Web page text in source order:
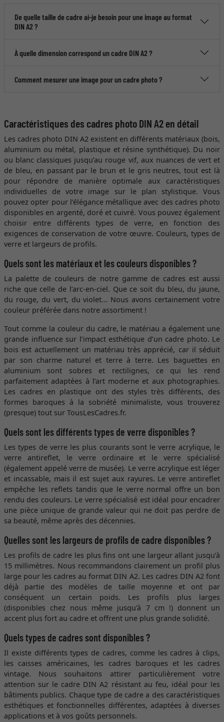
De quelle taille de cadre ai-je besoin pour une image au format
DIN A2 ?
À quelle dimension correspond un cadre DIN A2 ?
Comment mesurer une image pour un cadre photo ?
Caractéristiques des cadres photo DIN A2 en détail
Les cadres photo DIN A2 existent en différents matériaux (bois,
aluminium ou métal, plastique et résine synthétique). Du noir
ou blanc classiques jusqu’au rouge vif, aux nuances de vert et
de bleu, en passant par le brun et le gris neutres, tout est là
pour répondre de manière optimale aux caractéristiques
individuelles de votre image sur le plan stylistique. Vous
pouvez opter pour l’élégance métallique avec des cadres photo
disponibles en argenté, doré et cuivré. Vous pouvez également
choisir entre différents types de verre, en fonction des
exigences de conservation de votre œuvre. Couleurs, types de
verre et largeurs de profils.
Quels sont les matériaux et les couleurs disponibles ?
La palette de couleurs de notre gamme de cadres est aussi
riche que celle de l’arc-en-ciel. Que ce soit du bleu, du jaune,
du rouge, du vert, du violet... Nous avons certainement votre
couleur préférée dans notre assortiment !
Tout comme la couleur du cadre, le matériau a également une
grande influence sur l’impact esthétique d’un cadre photo. Le
bois est actuellement un matériau très apprécié, car il séduit
par son charme naturel et terre à terre. Les baguettes en
aluminium sont sobres et rectilignes, ce qui les rend
parfaitement adaptées à l’art moderne et aux photographies.
Les cadres en plastique ont des styles très différents, des
formes baroques à la sobriété minimaliste, vous trouverez
(presque) tout sur TousLesCadres.fr.
Quels sont les différents types de verre disponibles ?
Les types de verre les plus courants sont le verre acrylique, le
verre antireflet, le verre ordinaire et le verre spécialisé
(également appelé verre de musée). Le verre acrylique est léger
et incassable, mais il est sujet aux rayures. Le verre antireflet
empêche les reflets tandis que le verre normal offre un bon
rendu des couleurs. Le verre spécialisé est idéal pour encadrer
une pièce unique de grande valeur qui ne doit pas perdre de
sa beauté, même après des décennies.
Quelles sont les largeurs de profils de cadre disponibles ?
Les profils de cadre les plus fins ont une largeur allant jusqu’à
15 millimètres. Nous recommandons clairement un profil plus
large pour les cadres au format DIN A2. Les cadres DIN A2 font
déjà partie des modèles de taille moyenne et ont par
conséquent un certain poids. Les profils plus larges
(disponibles chez nous même jusqu’à 7 cm !) donnent un
accent plus fort au cadre et offrent une plus grande solidité.
Quels types de cadres sont disponibles ?
Il existe différents types de cadres, comme les cadres à clips,
les caisses américaines, les cadres baroques et les cadres
vintage. Nous souhaitons attirer particulièrement votre
attention sur le cadre DIN A2 résistant au feu, idéal pour les
bâtiments publics. Chaque type de cadre a des caractéristiques
esthétiques et fonctionnelles différentes, adaptées à diverses
applications et à vos goûts personnels.